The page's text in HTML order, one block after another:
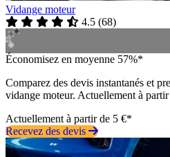
Vidange moteur
4.5 (68)
Économisez en moyenne 57%*
Comparez des devis instantanés et
vidange moteur. Actuellement à
Actuellement à partir de 5 €*
Recevez des devis